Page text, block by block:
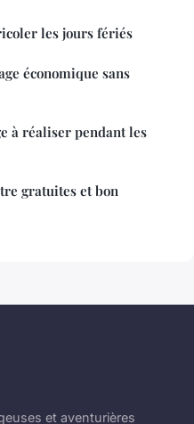
les jours fériés
économique sans
à réaliser pendant les
gratuites et bon
et aventurières